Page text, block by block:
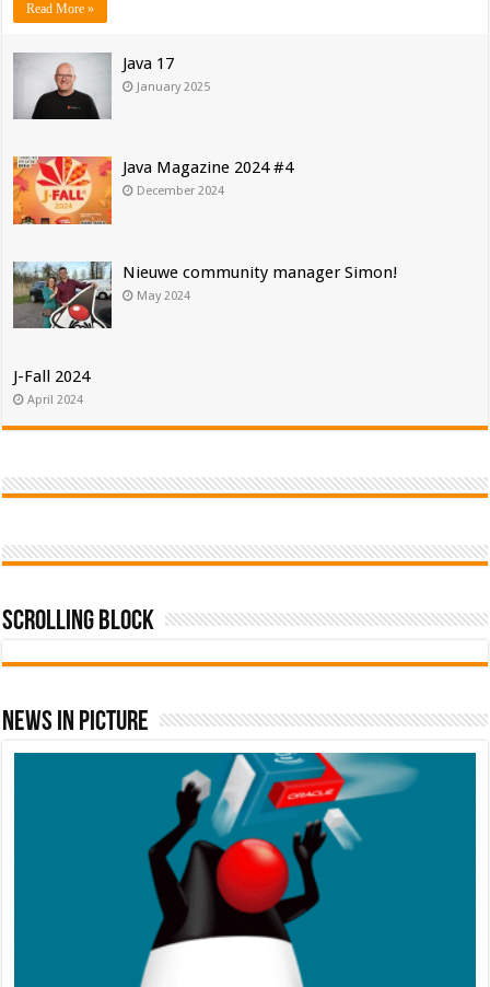
Read More »
Java 17
January 2025
Java Magazine 2024 #4
December 2024
Nieuwe community manager Simon!
May 2024
J-Fall 2024
April 2024
Scrolling Block
News In Picture